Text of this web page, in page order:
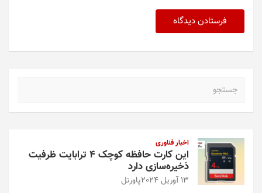
اخبار فناوری
این کارت حافظه کوچک ۴ ترابایت ظرفیت
ذخیره‌سازی دارد
13 آوریل 2024 پاورتل